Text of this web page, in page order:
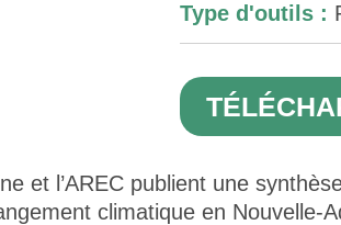
Type d'outils :
et l’AREC publient une
climatique en Nouvelle-